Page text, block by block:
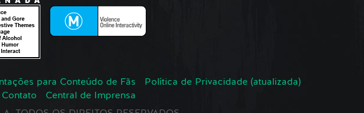
para Conteúdo de Fãs
Política de Privacidade (atualizada)
Contato
Central de Imprensa